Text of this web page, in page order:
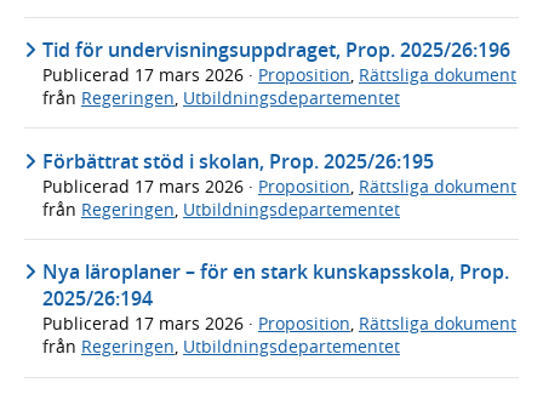
Tid för undervisningsuppdraget, Prop. 2025/26:196
Publicerad 17 mars 2026 · Proposition, Rättsliga dokument
från Regeringen, Utbildningsdepartementet
Förbättrat stöd i skolan, Prop. 2025/26:195
Publicerad 17 mars 2026 · Proposition Rättsliga dokument
från Regeringen Utbildningsdepartementet
Nya läroplaner – för en stark kunskapsskola, Prop.
2025/26:194
Publicerad 17 mars 2026 · Proposition, Rättsliga dokument
från Regeringen, Utbildningsdepartementet